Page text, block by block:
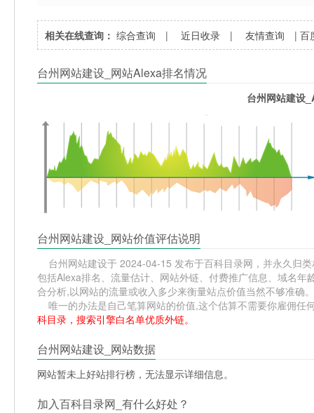
相关在线查询： 综合查询 |近日收录 |友情查询 |百
台州网站建设_网站Alexa排名情况
台州网站建设
台州网站建设_网站价值评估说明
台州网站建设于 2024-04-15 发布于百科目录网，并永久归
包括Alexa排名、流量估计、网站外链、付费推广信息、域名
合分析,以网站的流量或收入多少来衡量站点价值当然不够准确
唯一的办法是自己笔算网站的价值,这个估算不需要你雇佣任
科目录，搜索引擎白名单优质外链。
台州网站建设_网站数据
网站暂未上好站排行榜，无法显示详细信息。
加入百科目录网_有什么好处？